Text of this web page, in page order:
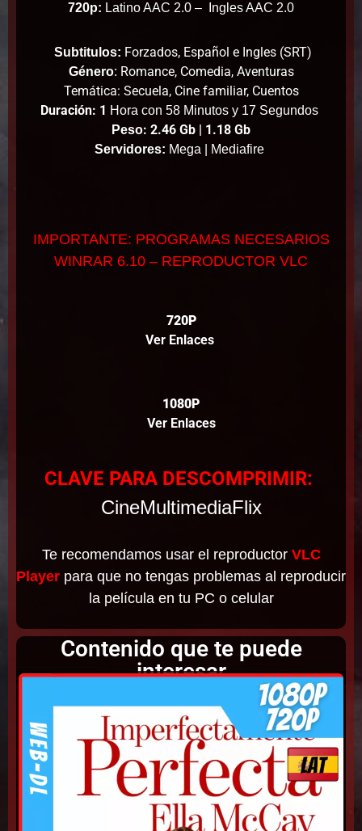
720p: Latino AAC 2.0 – Ingles AAC 2.0
Subtitulos: Forzados, Español e Ingles (SRT)
Género: Romance, Comedia, Aventuras
Temática: Secuela, Cine familiar, Cuentos
Duración: 1 Hora con 58 Minutos y 17 Segundos
Peso: 2.46 Gb | 1.18 Gb
Servidores: Mega | Mediafire
IMPORTANTE: PROGRAMAS NECESARIOS
WINRAR 6.10 – REPRODUCTOR VLC
720P
Ver Enlaces
1080P
Ver Enlaces
CLAVE PARA DESCOMPRIMIR:
CineMultimediaFlix
Te recomendamos usar el reproductor VLC
Player para que no tengas problemas al reproducir
la película en tu PC o celular
Contenido que te puede
interesar